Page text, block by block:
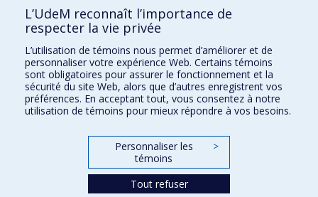
Faculté des sciences de l'éducation
Pavillon Marie-Victorin
90, avenue Vincent-d'Indy
Montréal (Québec) H2V 2S9
L’UdeM reconnaît l’importance de
respecter la vie privée
L’utilisation de témoins nous permet d’améliorer et de
personnaliser votre expérience Web. Certains témoins
sont obligatoires pour assurer le fonctionnement et la
sécurité du site Web, alors que d’autres enregistrent vos
préférences. En acceptant tout, vous consentez à notre
utilisation de témoins pour mieux répondre à vos besoins.
Personnaliser les
témoins
>
Tout refuser